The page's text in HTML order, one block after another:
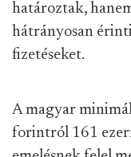
határoztak,
hátrányosan
fizetéseket.
A magyar
forintról 161